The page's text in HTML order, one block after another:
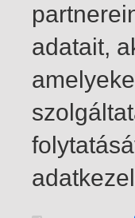
1-2 / összesen 2 találat
adatait,